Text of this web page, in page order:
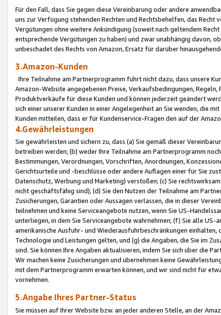
Für den Fall, dass Sie gegen diese Vereinbarung oder andere
uns zur Verfügung stehenden Rechten und Rechtsbehelfen, das
Vergütungen ohne weitere Ankündigung (soweit nach geltendem
entsprechende Vergütungen zu haben) und zwar unabhängig davon,
unbeschadet des Rechts von Amazon, Ersatz für darüber
3.Amazon-Kunden
Ihre Teilnahme am Partnerprogramm führt nicht dazu, dass unsere
Amazon-Website angegebenen Preise, Verkaufsbedingungen,
Produktverkäufe für diese Kunden und können jederzeit geändert
sich einer unserer Kunden in einer Angelegenheit an Sie wenden, die
Kunden mitteilen, dass er für Kundenservice-Fragen den auf der
4.Gewährleistungen
Sie gewährleisten und sichern zu, dass (a) Sie gemäß dieser
betreiben werden; (b) weder Ihre Teilnahme am Partnerprogramm
Bestimmungen, Verordnungen, Vorschriften, Anordnungen,
Gerichtsurteile und -beschlüsse oder andere Auflagen einer für Sie
Datenschutz, Werbung und Marketing) verstoßen; (c) Sie
nicht geschäftsfähig sind); (d) Sie den Nutzen der Teilnahme am
Zusicherungen, Garantien oder Aussagen verlassen, die in dieser
teilnehmen und keine Serviceangebote nutzen, wenn Sie US-
unterliegen, in dem Sie Serviceangebote wahrnehmen; (f) Sie alle
amerikanische Ausfuhr- und Wiederausfuhrbeschränkungen
Technologie und Leistungen gelten, und (g) die Angaben, die Sie im
sind. Sie können Ihre Angaben aktualisieren, indem Sie sich über die
Wir machen keine Zusicherungen und übernehmen keine
mit dem Partnerprogramm erwarten können, und wir sind nicht für
vornehmen.
5.Angabe Ihres Partner-Status
Sie müssen auf Ihrer Website bzw. an jeder anderen Stelle, an der